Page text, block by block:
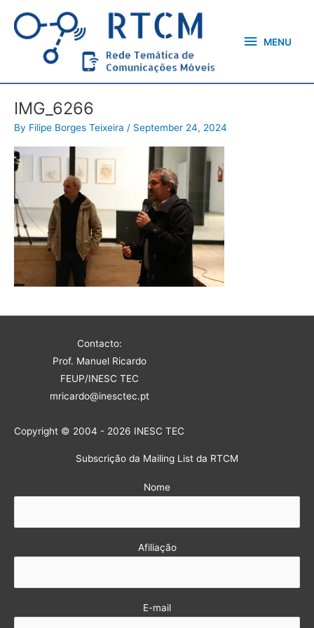
content
MENU
IMG_6266
By Filipe Borges Teixeira / September 24, 2024
Contacto:
Prof. Manuel Ricardo
FEUP/INESC TEC
mricardo@inesctec.pt
Copyright © 2004 - 2026 INESC TEC
Subscrição da Mailing List da RTCM
Nome
Afiliação
E-mail